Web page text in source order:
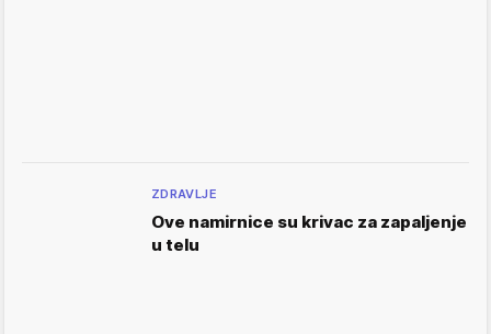
ZDRAVLJE
Ove namirnice su krivac za zapaljenje
u telu